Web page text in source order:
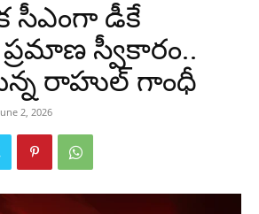
సీఎంగా డీకే
స్వీకారం..
రాహుల్ గాంధీ
2, 2026